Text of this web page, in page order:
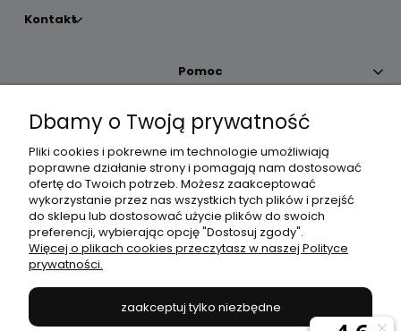
Kontakt
Pomoc
Moje konto
Płatności i dostawa
Informacje
Dbamy o Twoją prywatność
Pliki cookies i pokrewne im technologie umożliwiają
poprawne działanie strony i pomagają nam dostosować
ofertę do Twoich potrzeb. Możesz zaakceptować
wykorzystanie przez nas wszystkich tych plików i przejść
do sklepu lub dostosować użycie plików do swoich
preferencji, wybierając opcję "Dostosuj zgody".
Więcej o plikach cookies przeczytasz w naszej Polityce
prywatności.
zaakceptuj tylko niezbędne